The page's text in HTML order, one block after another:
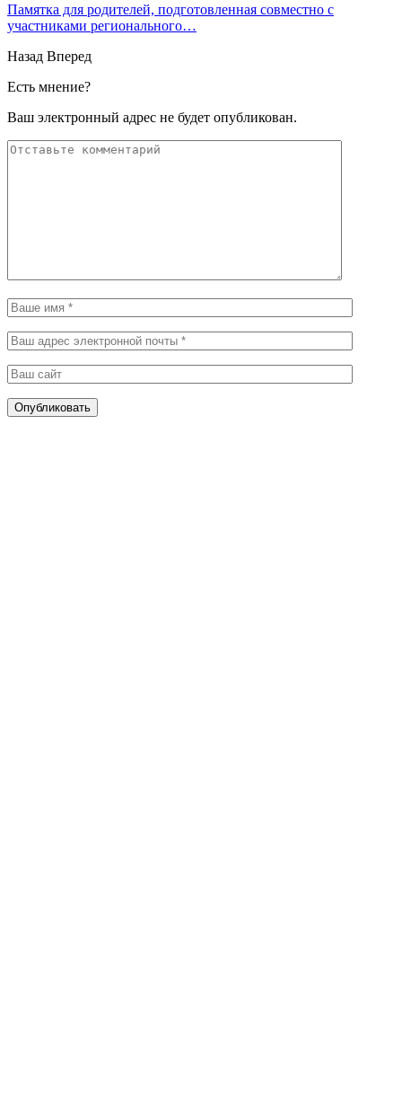
Памятка для родителей, подготовленная совместно с
участниками регионального…
Назад Вперед
Есть мнение?
Ваш электронный адрес не будет опубликован.